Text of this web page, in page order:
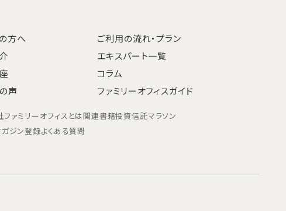
方へ
ご利用の流れ・プラン
エキスパート一覧
コラム
声
ファミリーオフィスガイド
ファミリーオフィスとは関連書籍投資信託マラソン
ジン登録よくある質問